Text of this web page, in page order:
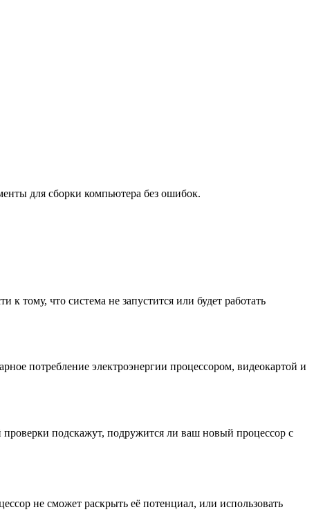
для сборки компьютера без ошибок.
тому, что система не запустится или будет работать
потребление электроэнергии процессором, видеокартой и
подскажут, подружится ли ваш новый процессор с
не сможет раскрыть её потенциал, или использовать